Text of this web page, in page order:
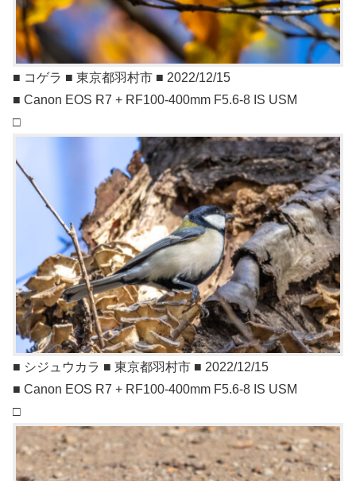
■ コゲラ ■ 東京都羽村市 ■ 2022/12/15
■ Canon EOS R7 + RF100-400mm F5.6-8 IS USM
□
■ シジュウカラ ■ 東京都羽村市 ■ 2022/12/15
■ Canon EOS R7 + RF100-400mm F5.6-8 IS USM
□